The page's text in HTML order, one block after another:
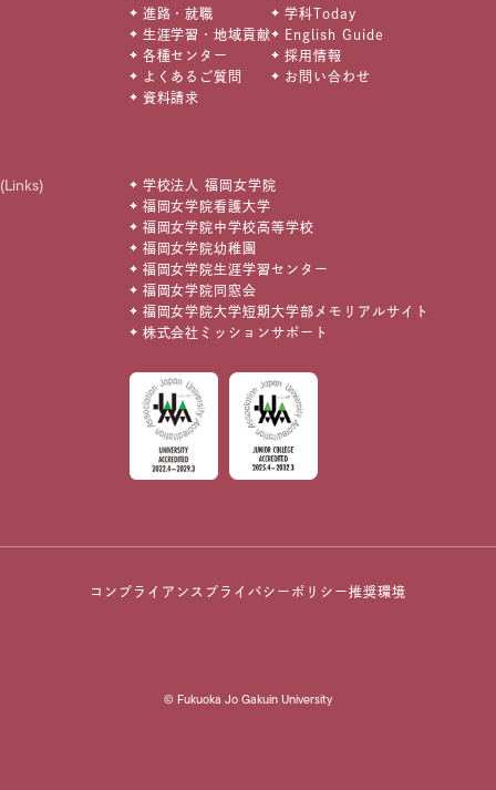
進路・就職
生涯学習・地域貢献
各種センター
よくあるご質問
資料請求
学科Today
English Guide
採用情報
お問い合わせ
(Links)
学校法人 福岡女学院
福岡女学院看護大学
福岡女学院中学校高等学校
福岡女学院幼稚園
福岡女学院生涯学習センター
福岡女学院同窓会
福岡女学院大学短期大学部メモリアルサイト
株式会社ミッションサポート
コンプライアンス プライバシーポリシー推奨環境
© Fukuoka Jo Gakuin University